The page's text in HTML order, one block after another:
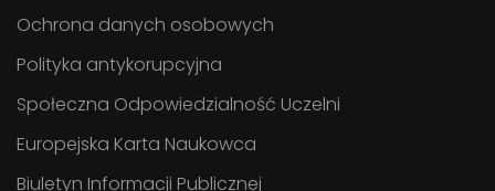
Ochrona danych osobowych
Polityka antykorupcyjna
Społeczna Odpowiedzialność Uczelni
Europejska Karta Naukowca
Biuletyn Informacji Publicznej